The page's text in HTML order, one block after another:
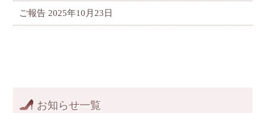
ご報告 2025年10月23日
お知らせ一覧